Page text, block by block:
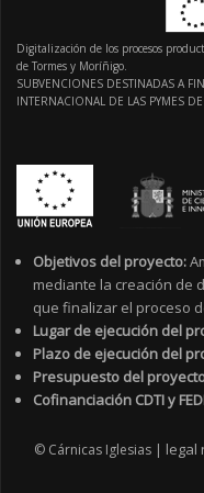
Digitalización de los procesos
de Tormes y Moríñigo.
SUBVENCIONES DESTINADAS A
INTERNACIONAL DE LAS PYMES
Objetivos del proyecto:
mediante la creación de
que finalizar el proceso
Lugar de ejecución del
Plazo de ejecución del
Presupuesto del
Cofinanciación CDTI y
© Cárnicas Iglesias | legal